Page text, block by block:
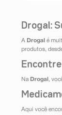
Drogal:
A Drogal é
produtos,
Na Drogal ,
Aqui você